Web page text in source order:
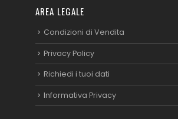
AREA LEGALE
Condizioni di Vendita
Privacy Policy
Richiedi i tuoi dati
Informativa Privacy